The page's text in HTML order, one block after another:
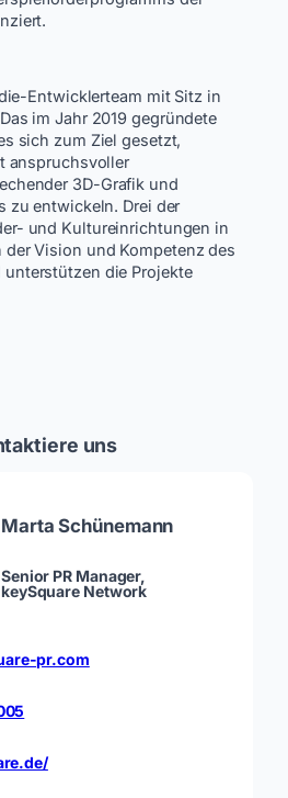
Entwicklerteam mit Sitz in
im Jahr 2019 gegründete
sich zum Ziel gesetzt,
anspruchsvoller
3D-Grafik und
zu entwickeln. Drei der
und Kultureinrichtungen in
Vision und Kompetenz des
die Projekte
uns
Marta Schünemann
Senior PR Manager,
keySquare Network
pr.com